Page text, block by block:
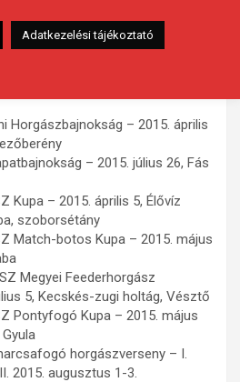
adja közre a Verseny
2015. évi
Horgászbajnokság – 2015. április
– 2015. július 26, Fás
Kupa – 2015. április 5, Élővíz
szoborsétány
Match-botos Kupa – 2015. május
Megyei Feederhorgász
5, Kecskés-zugi holtág, Vésztő
Pontyfogó Kupa – 2015. május
horgászverseny – I.
2015. augusztus 1-3.
Adatkezelési tájékoztató